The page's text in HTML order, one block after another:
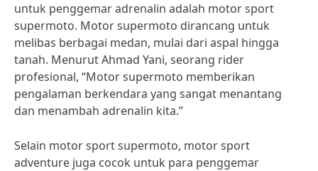
untuk penggemar adrenalin adalah motor sport
supermoto. Motor supermoto dirancang untuk
melibas berbagai medan, mulai dari aspal hingga
tanah. Menurut Ahmad Yani, seorang rider
profesional, “Motor supermoto memberikan
pengalaman berkendara yang sangat menantang
dan menambah adrenalin kita.”
Selain motor sport supermoto, motor sport
adventure juga cocok untuk para penggemar